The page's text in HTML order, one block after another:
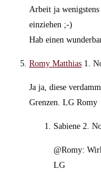
Arbeit ja
einziehen ;-)
Hab einen
Romy Matthias 1.
Ja ja, diese
Grenzen. LG Romy
Sabiene 2.
@Romy:
LG